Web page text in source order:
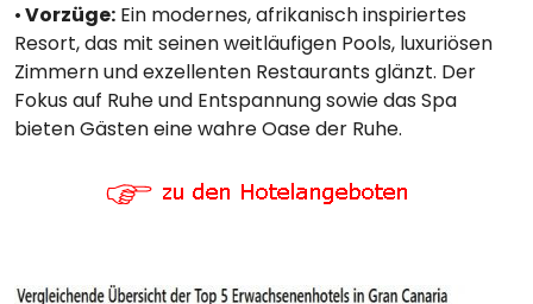
•Vorzüge: Ein modernes, afrikanisch inspiriertes
Resort, das mit seinen weitläufigen Pools, luxuriösen
Zimmern und exzellenten Restaurants glänzt. Der
Fokus auf Ruhe und Entspannung sowie das Spa
bieten Gästen eine wahre Oase der Ruhe.